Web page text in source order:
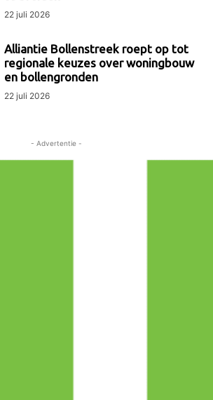
22 juli 2026
Alliantie Bollenstreek roept op tot
regionale keuzes over woningbouw
en bollengronden
22 juli 2026
- Advertentie -